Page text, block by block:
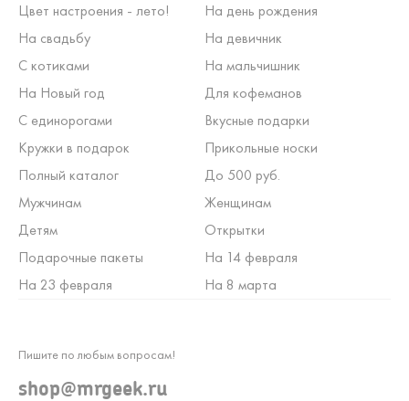
Цвет настроения - лето!
На день рождения
На свадьбу
На девичник
С котиками
На мальчишник
На Новый год
Для кофеманов
С единорогами
Вкусные подарки
Кружки в подарок
Прикольные носки
Полный каталог
До 500 руб.
Мужчинам
Женщинам
Детям
Открытки
Подарочные пакеты
На 14 февраля
На 23 февраля
На 8 марта
Пишите по любым вопросам!
shop@mrgeek.ru